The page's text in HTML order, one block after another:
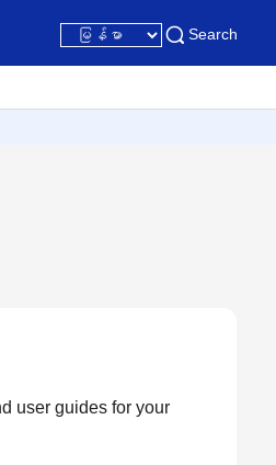
Search
user guides for your